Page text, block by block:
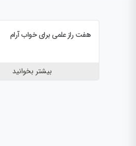
هفت راز علمی برای خواب آرام
بیشتر بخوانید